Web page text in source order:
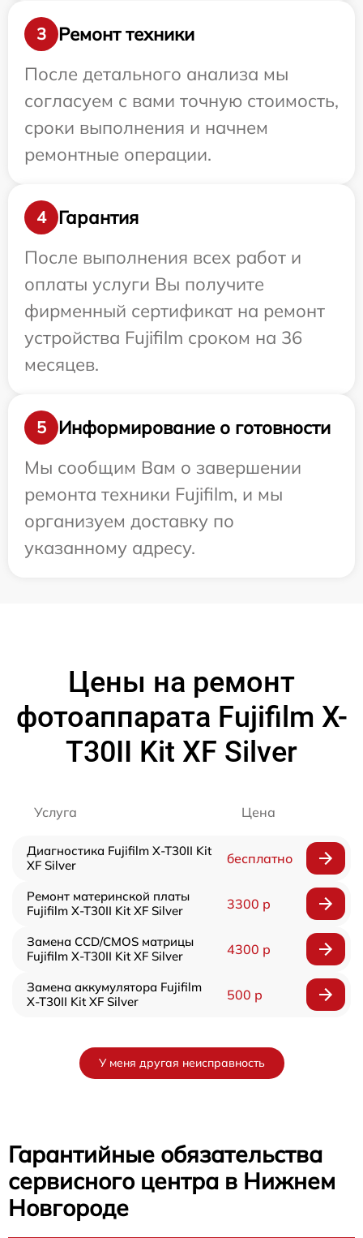
3
Ремонт техники
После детального анализа мы
согласуем с вами точную стоимость,
сроки выполнения и начнем
ремонтные операции.
4
Гарантия
После выполнения всех работ и
оплаты услуги Вы получите
фирменный сертификат на ремонт
устройства Fujifilm сроком на 36
месяцев.
5
Информирование о готовности
Мы сообщим Вам о завершении
ремонта техники Fujifilm, и мы
организуем доставку по
указанному адресу.
Цены на ремонт
фотоаппарата Fujifilm X-
T30II Kit XF Silver
Услуга Цена
Диагностика Fujifilm X-T30II Kit
XF Silver
бесплатно
Ремонт материнской платы
Fujifilm X-T30II Kit XF Silver
3300 р
Замена CCD/CMOS матрицы
Fujifilm X-T30II Kit XF Silver
4300 р
Замена аккумулятора Fujifilm
X-T30II Kit XF Silver
500 р
У меня другая неисправность
Гарантийные обязательства
сервисного центра в Нижнем
Новгороде